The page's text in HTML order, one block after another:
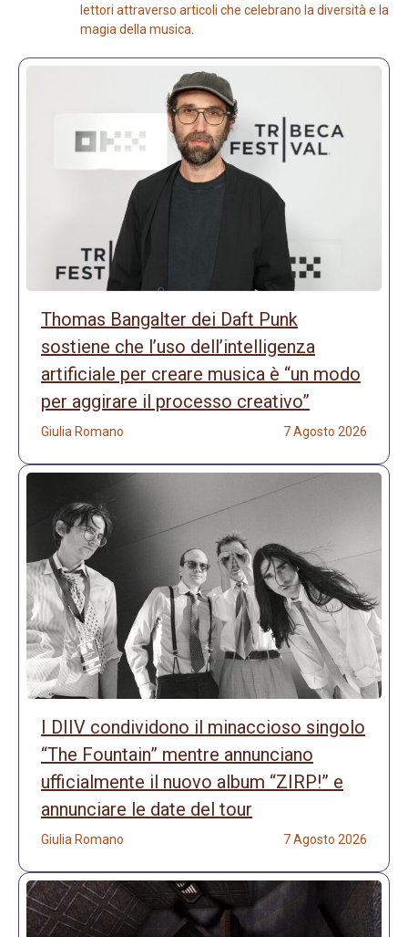
lettori attraverso articoli che celebrano la diversità e la
magia della musica.
Thomas Bangalter dei Daft Punk
sostiene che l’uso dell’intelligenza
artificiale per creare musica è “un modo
per aggirare il processo creativo”
Giulia Romano 7 Agosto 2026
I DIIV condividono il minaccioso singolo
“The Fountain” mentre annunciano
ufficialmente il nuovo album “ZIRP!” e
annunciare le date del tour
Giulia Romano 7 Agosto 2026